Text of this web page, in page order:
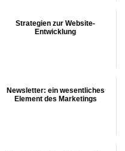
Strategien zur Website-
Entwicklung
Newsletter: ein wesentliches
Element des Marketings